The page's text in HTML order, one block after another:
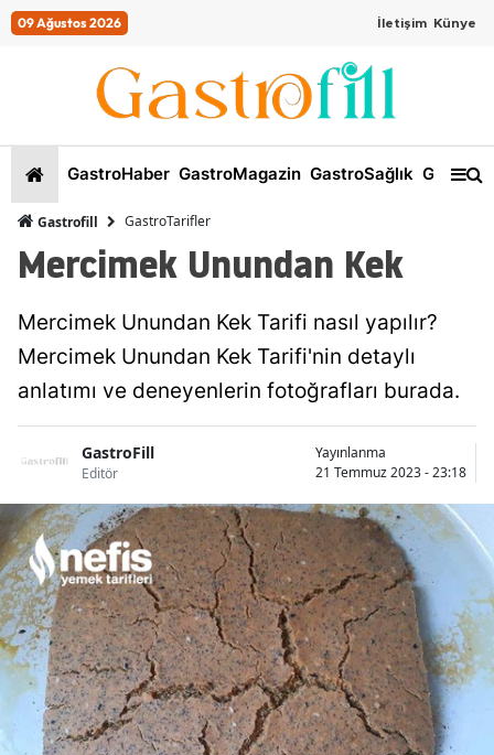
09 Ağustos 2026 İletişim Künye
GastroHaber GastroMagazin GastroSağlık
Gastrofill GastroTarifler
Mercimek Unundan Kek
Mercimek Unundan Kek Tarifi nasıl yapılır?
Mercimek Unundan Kek Tarifi'nin detaylı
anlatımı ve deneyenlerin fotoğrafları burada.
GastroFill
Editör
Yayınlanma
21 Temmuz 2023 - 23:18